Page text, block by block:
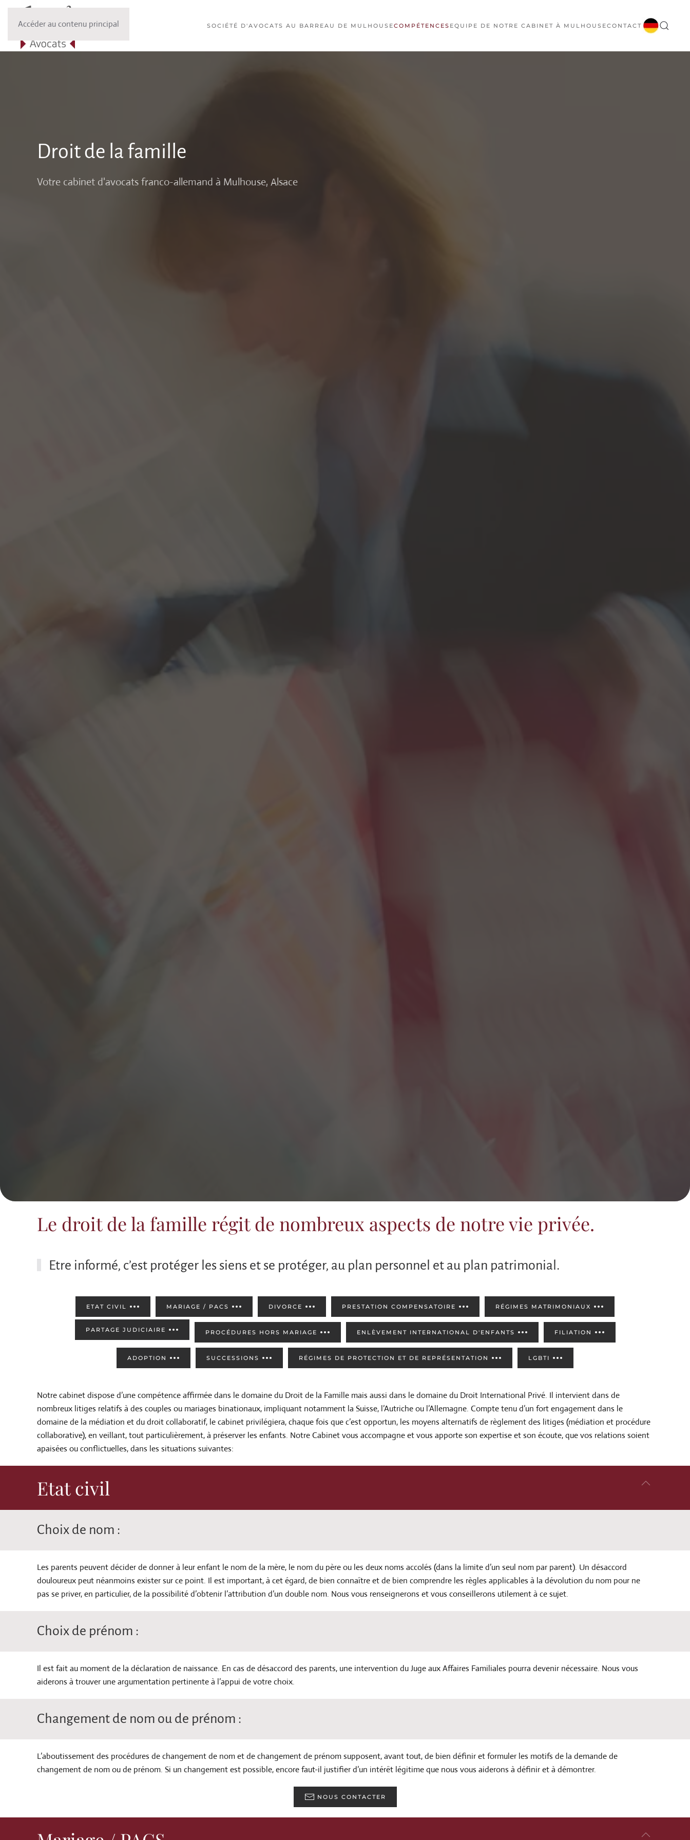
Accéder au contenu principal SOCIÉTÉ D'AVOCATS AU BARREAU DE MULHOUSECOMPÉTENCES EQUIPE DE NOTRE CABINET À MULHOUSECONTACT
Droit de la famille
Votre cabinet d'avocats franco-allemand à Mulhouse, Alsace
Le droit de la famille régit de nombreux aspects de notre vie privée.
Etre informé, c’est protéger les siens et se protéger, au plan personnel et au plan patrimonial.
ETAT CIVIL MARIAGE / PACS DIVORCE PRESTATION COMPENSATOIRE RÉGIMES MATRIMONIAUX
PARTAGE JUDICIAIRE PROCÉDURES HORS MARIAGE ENLÈVEMENT INTERNATIONAL D'ENFANTS FILIATION
ADOPTION SUCCESSIONS RÉGIMES DE PROTECTION ET DE REPRÉSENTATION LGBTI
Notre cabinet dispose d’une compétence affirmée dans le domaine du Droit de la Famille mais aussi dans le domaine du Droit International Privé. Il intervient dans de
nombreux litiges relatifs à des couples ou mariages binationaux, impliquant notamment la Suisse, l’Autriche ou l’Allemagne. Compte tenu d’un fort engagement dans le
domaine de la médiation et du droit collaboratif, le cabinet privilégiera, chaque fois que c’est opportun, les moyens alternatifs de règlement des litiges (médiation et procédure
collaborative), en veillant, tout particulièrement, à préserver les enfants. Notre Cabinet vous accompagne et vous apporte son expertise et son écoute, que vos relations soient
apaisées ou conflictuelles, dans les situations suivantes:
Etat civil
Choix de nom :
Les parents peuvent décider de donner à leur enfant le nom de la mère, le nom du père ou les deux noms accolés (dans la limite d’un seul nom par parent). Un désaccord
douloureux peut néanmoins exister sur ce point. Il est important, à cet égard, de bien connaître et de bien comprendre les règles applicables à la dévolution du nom pour ne
pas se priver, en particulier, de la possibilité d’obtenir l’attribution d’un double nom. Nous vous renseignerons et vous conseillerons utilement à ce sujet.
Choix de prénom :
Il est fait au moment de la déclaration de naissance. En cas de désaccord des parents, une intervention du Juge aux Affaires Familiales pourra devenir nécessaire. Nous vous
aiderons à trouver une argumentation pertinente à l’appui de votre choix.
Changement de nom ou de prénom :
L’aboutissement des procédures de changement de nom et de changement de prénom supposent, avant tout, de bien définir et formuler les motifs de la demande de
changement de nom ou de prénom. Si un changement est possible, encore faut-il justifier d’un intérêt légitime que nous vous aiderons à définir et à démontrer.
NOUS CONTACTER